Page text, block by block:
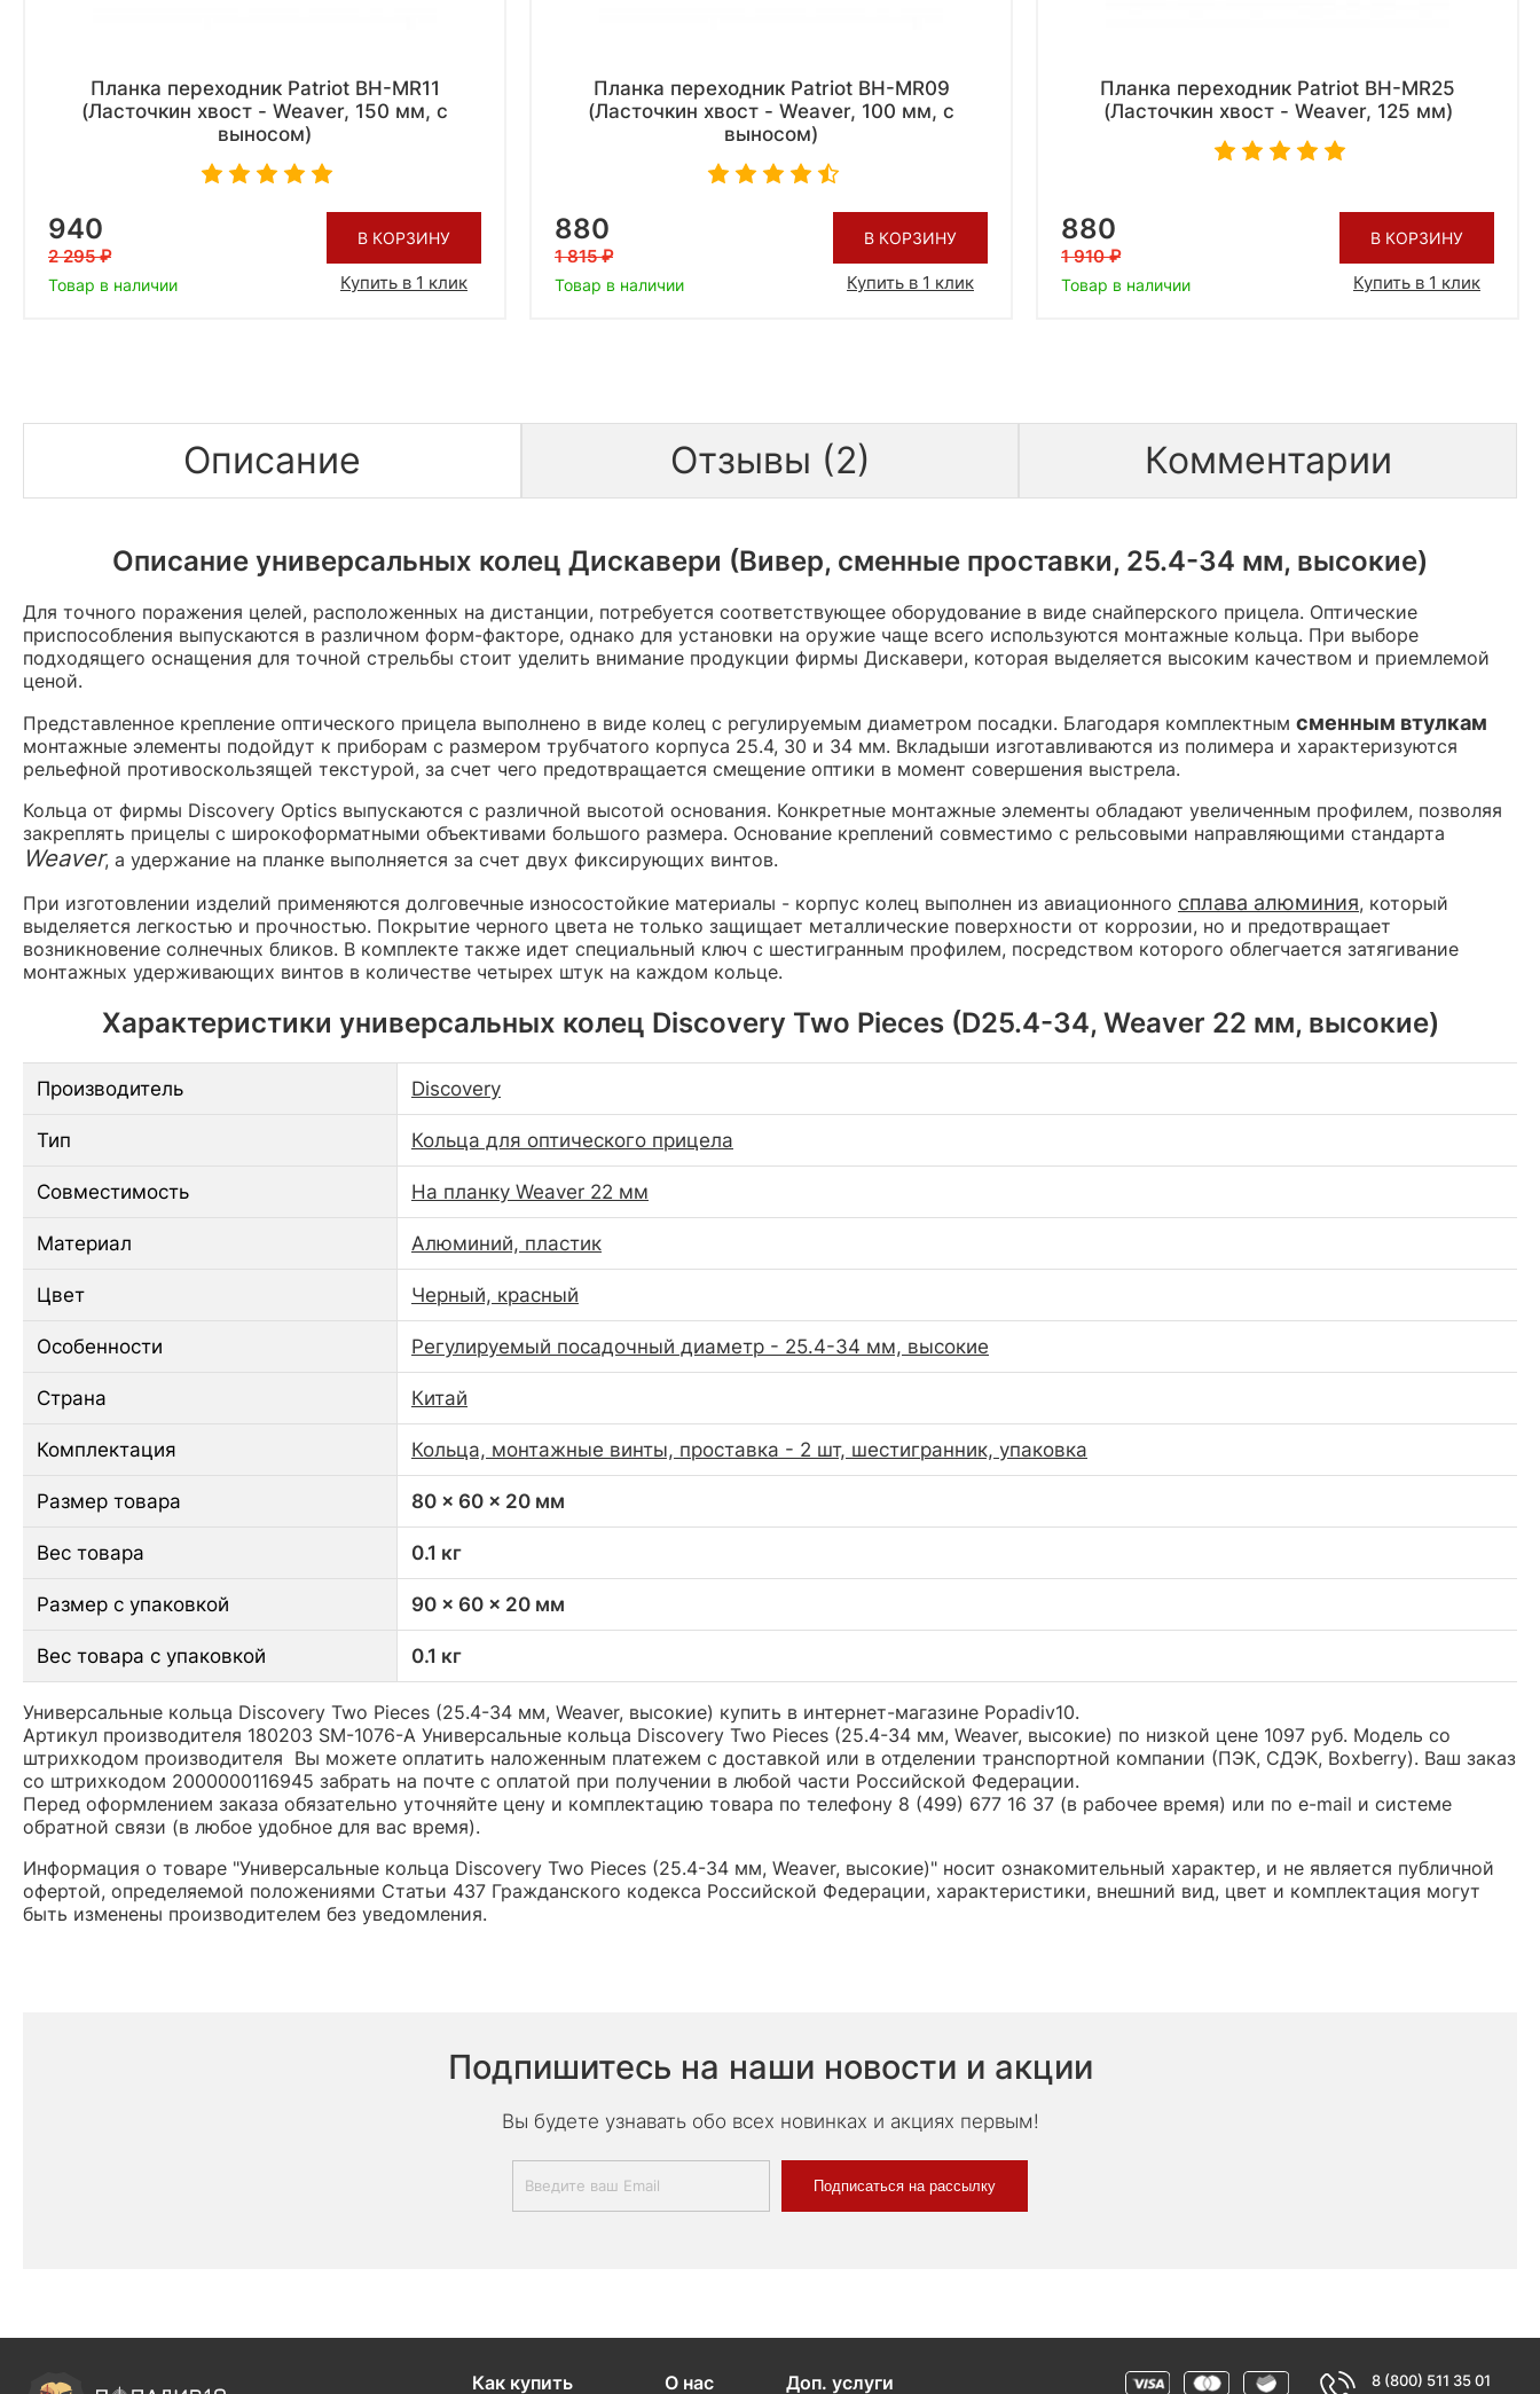
Планка переходник Patriot BH-MR11
(Ласточкин хвост - Weaver, 150 мм, с
выносом)
940
2 295
Товар в наличии
В КОРЗИНУ
Купить в 1 клик
Планка переходник Patriot BH-MR09
(Ласточкин хвост - Weaver, 100 мм, с
выносом)
880
1 815
Товар в наличии
В КОРЗИНУ
Купить в 1 клик
Планка переходник Patriot BH-MR25
(Ласточкин хвост - Weaver, 125 мм)
880
1 910
Товар в наличии
В КОРЗИНУ
Купить в 1 клик
Описание Отзывы (2) Комментарии
Описание универсальных колец Дискавери (Вивер, сменные проставки, 25.4-34 мм, высокие)
Для точного поражения целей, расположенных на дистанции, потребуется соответствующее оборудование в виде снайперского прицела. Оптические
приспособления выпускаются в различном форм-факторе, однако для установки на оружие чаще всего используются монтажные кольца. При выборе
подходящего оснащения для точной стрельбы стоит уделить внимание продукции фирмы Дискавери, которая выделяется высоким качеством и приемлемой
ценой.
Представленное крепление оптического прицела выполнено в виде колец с регулируемым диаметром посадки. Благодаря комплектным сменным втулкам
монтажные элементы подойдут к приборам с размером трубчатого корпуса 25.4, 30 и 34 мм. Вкладыши изготавливаются из полимера и характеризуются
рельефной противоскользящей текстурой, за счет чего предотвращается смещение оптики в момент совершения выстрела.
Кольца от фирмы Discovery Optics выпускаются с различной высотой основания. Конкретные монтажные элементы обладают увеличенным профилем, позволяя
закреплять прицелы с широкоформатными объективами большого размера. Основание креплений совместимо с рельсовыми направляющими стандарта
Weaver, а удержание на планке выполняется за счет двух фиксирующих винтов.
При изготовлении изделий применяются долговечные износостойкие материалы - корпус колец выполнен из авиационного сплава алюминия, который
выделяется легкостью и прочностью. Покрытие черного цвета не только защищает металлические поверхности от коррозии, но и предотвращает
возникновение солнечных бликов. В комплекте также идет специальный ключ с шестигранным профилем, посредством которого облегчается затягивание
монтажных удерживающих винтов в количестве четырех штук на каждом кольце.
Характеристики универсальных колец Discovery Two Pieces (D25.4-34, Weaver 22 мм, высокие)
Производитель Discovery
Тип Кольца для оптического прицела
Совместимость На планку Weaver 22 мм
Материал Алюминий, пластик
Цвет Черный, красный
Особенности Регулируемый посадочный диаметр - 25.4-34 мм, высокие
Страна Китай
Комплектация Кольца, монтажные винты, проставка - 2 шт, шестигранник, упаковка
Размер товара 80 x 60 x 20 мм
Вес товара 0.1 кг
Размер с упаковкой 90 x 60 x 20 мм
Вес товара с упаковкой 0.1 кг
Универсальные кольца Discovery Two Pieces (25.4-34 мм, Weaver, высокие) купить в интернет-магазине Popadiv10.
Артикул производителя 180203 SM-1076-A Универсальные кольца Discovery Two Pieces (25.4-34 мм, Weaver, высокие) по низкой цене 1097 руб. Модель со
штрихкодом производителя Вы можете оплатить наложенным платежем с доставкой или в отделении транспортной компании (ПЭК, СДЭК, Boxberry). Ваш заказ
со штрихкодом 2000000116945 забрать на почте с оплатой при получении в любой части Российской Федерации.
Перед оформлением заказа обязательно уточняйте цену и комплектацию товара по телефону 8 (499) 677 16 37 (в рабочее время) или по e-mail и системе
обратной связи (в любое удобное для вас время).
Информация о товаре "Универсальные кольца Discovery Two Pieces (25.4-34 мм, Weaver, высокие)" носит ознакомительный характер, и не является публичной
офертой, определяемой положениями Статьи 437 Гражданского кодекса Российской Федерации, характеристики, внешний вид, цвет и комплектация могут
быть изменены производителем без уведомления.
Подпишитесь на наши новости и акции
Вы будете узнавать обо всех новинках и акциях первым!
Подписаться на рассылку
Как купить О нас Доп. услуги 8 (800) 511 35 01